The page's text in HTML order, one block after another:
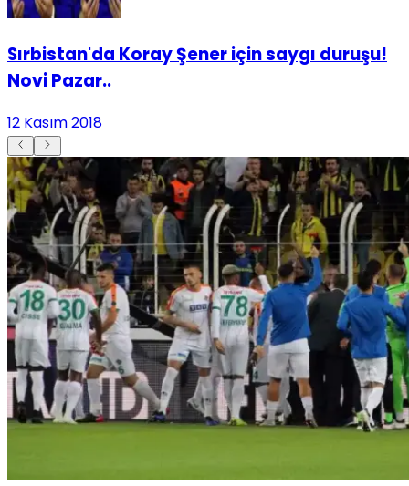
Sırbistan'da Koray Şener için saygı duruşu!
Novi Pazar..
12 Kasım 2018